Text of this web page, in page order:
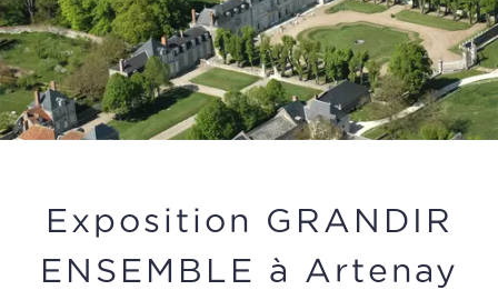
Exposition GRANDIR
ENSEMBLE à Artenay